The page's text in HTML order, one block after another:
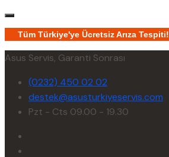
Tüm Türkiye'ye Ücretsiz Arıza Tespiti!
Asus Servis, Garanti Sonrası
(0232) 450 02 02
destek@asusturkiyeservis.com
Pzt - Cts 09.00 - 19.30